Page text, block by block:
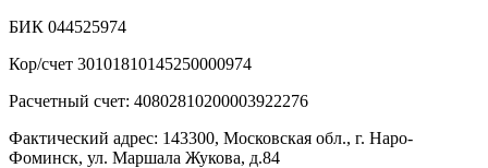
БИК 044525974
Кор/счет 30101810145250000974
Расчетный счет: 40802810200003922276
Фактический адрес: 143300, Московская обл., г. Наро-
Фоминск, ул. Маршала Жукова, д.84